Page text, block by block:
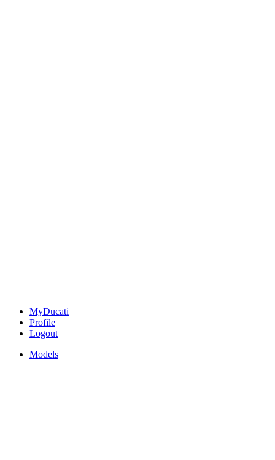
MyDucati
Profile
Logout
Models